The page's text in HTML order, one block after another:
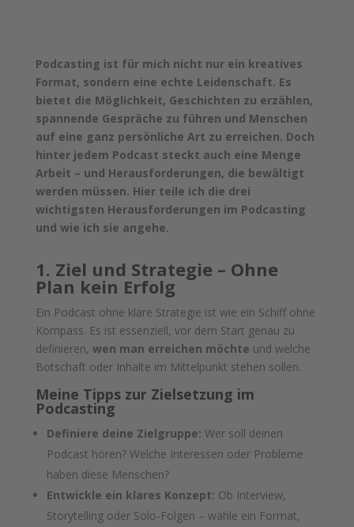
Podcasting ist für mich nicht nur ein kreatives
Format, sondern eine echte Leidenschaft. Es
bietet die Möglichkeit, Geschichten zu erzählen,
spannende Gespräche zu führen und Menschen
auf eine ganz persönliche Art zu erreichen. Doch
hinter jedem Podcast steckt auch eine Menge
Arbeit – und Herausforderungen, die bewältigt
werden müssen. Hier teile ich die drei
wichtigsten Herausforderungen im Podcasting
und wie ich sie angehe.
1. Ziel und Strategie – Ohne
Plan kein Erfolg
Ein Podcast ohne klare Strategie ist wie ein Schiff ohne
Kompass. Es ist essenziell, vor dem Start genau zu
definieren, wen man erreichen möchte und welche
Botschaft oder Inhalte im Mittelpunkt stehen sollen.
Meine Tipps zur Zielsetzung im
Podcasting
Definiere deine Zielgruppe: Wer soll deinen
Podcast hören? Welche Interessen oder Probleme
haben diese Menschen?
Entwickle ein klares Konzept: Ob Interview,
Storytelling oder Solo-Folgen – wähle ein Format,